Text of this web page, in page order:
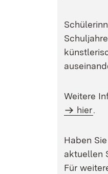
Weitere
hier.
Haben
aktuellen
Für